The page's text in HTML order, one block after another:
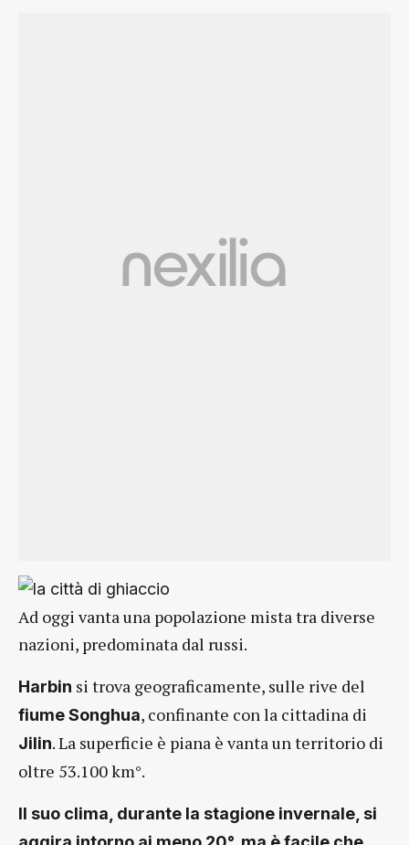
Ad oggi vanta una popolazione mista tra diverse
nazioni, predominata dal russi.
Harbin si trova geograficamente, sulle rive del
fiume Songhua, confinante con la cittadina di
Jilin. La superficie è piana è vanta un territorio di
oltre 53.100 km°.
Il suo clima, durante la stagione invernale, si